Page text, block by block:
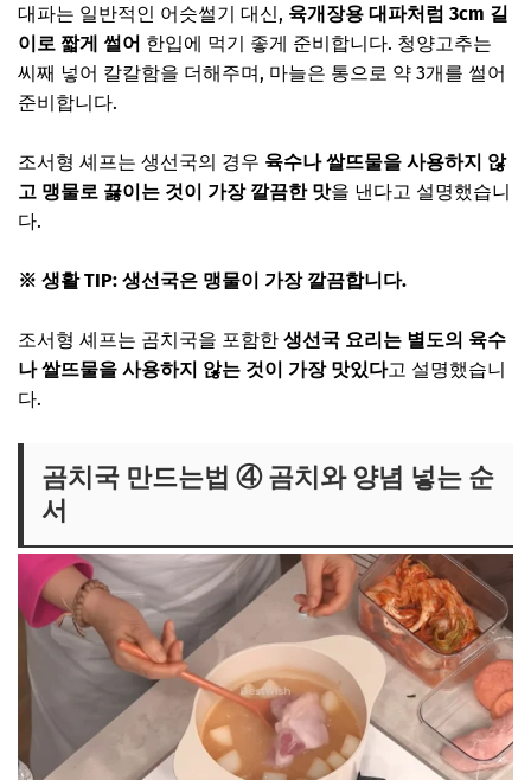
대파는 일반적인 어슷썰기 대신, 육개장용 대파처럼 3cm 길
이로 짧게 썰어 한입에 먹기 좋게 준비합니다. 청양고추는
씨째 넣어 칼칼함을 더해주며, 마늘은 통으로 약 3개를 썰어
준비합니다.
조서형 셰프는 생선국의 경우 육수나 쌀뜨물을 사용하지 않
고 맹물로 끓이는 것이 가장 깔끔한 맛을 낸다고 설명했습니
다.
※ 생활 TIP: 생선국은 맹물이 가장 깔끔합니다.
조서형 셰프는 곰치국을 포함한 생선국 요리는 별도의 육수
나 쌀뜨물을 사용하지 않는 것이 가장 맛있다고 설명했습니
다.
곰치국 만드는법 ④ 곰치와 양념 넣는 순
서